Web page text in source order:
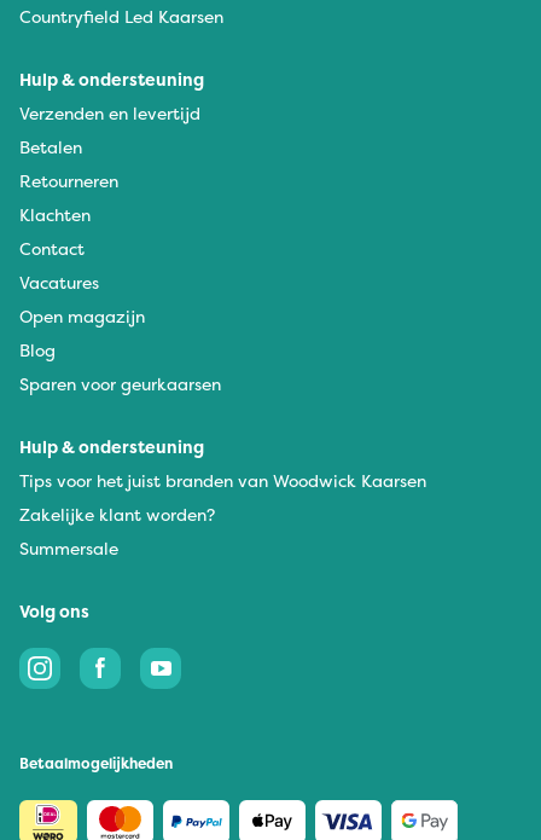
Countryfield Led Kaarsen
Hulp & ondersteuning
Verzenden en levertijd
Betalen
Retourneren
Klachten
Contact
Vacatures
Open magazijn
Blog
Sparen voor geurkaarsen
Hulp & ondersteuning
Tips voor het juist branden van Woodwick Kaarsen
Zakelijke klant worden?
Summersale
Volg ons
Betaalmogelijkheden